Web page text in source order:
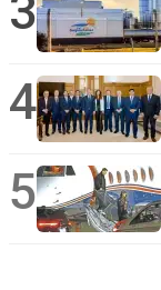
3
4
5